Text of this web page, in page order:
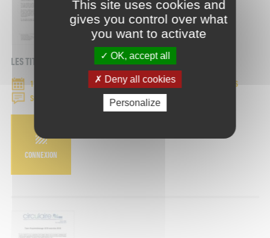
LES TITRES RESTAURANTS
17 JANVIER 2019
CIRCULAIRES ET NOTES DE CONJONCTURES
SOCIAL
CONNEXION
This site uses cookies and
gives you control over what
you want to activate
OK, accept all
Deny all cookies
Personalize